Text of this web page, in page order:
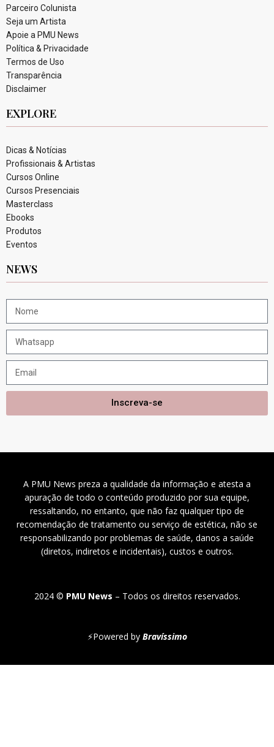
Parceiro Colunista
Seja um Artista
Apoie a PMU News
Política & Privacidade
Termos de Uso
Transparência
Disclaimer
EXPLORE
Dicas & Notícias
Profissionais & Artistas
Cursos Online
Cursos Presenciais
Masterclass
Ebooks
Produtos
Eventos
NEWS
Inscreva-se
A PMU News preza a qualidade da informação e atesta a
apuração de todo o conteúdo produzido por sua equipe,
ressaltando, no entanto, que não faz qualquer tipo de
recomendação de tratamento ou serviço de estética, não se
responsabilizando por problemas de saúde, danos a saúde
(diretos, indiretos e incidentais), custos e outros.
2024 © PMU News – Todos os direitos reservados.
⚡Powered by Bravíssimo